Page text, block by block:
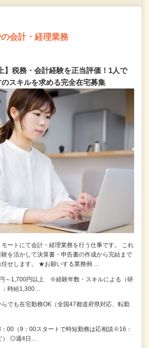
会計・経理業務
】税務・会計経験を正当評価！1⼈で
スキルを求める完全在宅募集
ートにて会計・経理業務を行う仕事です。 これ
験を活かして決算書・申告書の作成から完結まで
任せします。 ★お願いする業務例 …
～1,700円以上 ※経験年数・スキルによる（研
時給1,300…
でも在宅勤務OK（全国47都道府県対応、転勤
00（9：00スタートで時短勤務は応相談※16：
） ◎週4日…